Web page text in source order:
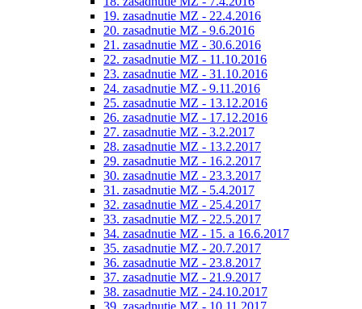
19. zasadnutie MZ - 22.4.2016
20. zasadnutie MZ - 9.6.2016
21. zasadnutie MZ - 30.6.2016
22. zasadnutie MZ - 11.10.2016
23. zasadnutie MZ - 31.10.2016
24. zasadnutie MZ - 9.11.2016
25. zasadnutie MZ - 13.12.2016
26. zasadnutie MZ - 17.12.2016
27. zasadnutie MZ - 3.2.2017
28. zasadnutie MZ - 13.2.2017
29. zasadnutie MZ - 16.2.2017
30. zasadnutie MZ - 23.3.2017
31. zasadnutie MZ - 5.4.2017
32. zasadnutie MZ - 25.4.2017
33. zasadnutie MZ - 22.5.2017
34. zasadnutie MZ - 15. a 16.6.2017
35. zasadnutie MZ - 20.7.2017
36. zasadnutie MZ - 23.8.2017
37. zasadnutie MZ - 21.9.2017
38. zasadnutie MZ - 24.10.2017
39. zasadnutie MZ - 10.11.2017